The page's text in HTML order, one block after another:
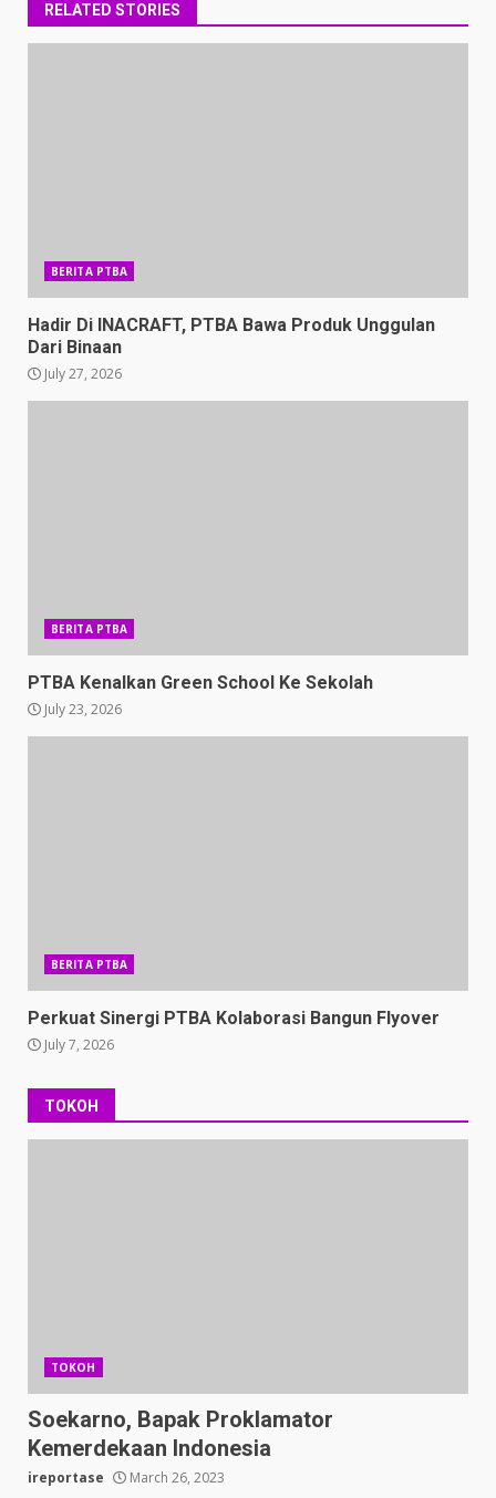
RELATED STORIES
BERITA PTBA
Hadir Di INACRAFT, PTBA Bawa Produk Unggulan
Dari Binaan
July 27, 2026
BERITA PTBA
PTBA Kenalkan Green School Ke Sekolah
July 23, 2026
BERITA PTBA
Perkuat Sinergi PTBA Kolaborasi Bangun Flyover
July 7, 2026
TOKOH
TOKOH
Soekarno, Bapak Proklamator
Kemerdekaan Indonesia
ireportase March 26, 2023